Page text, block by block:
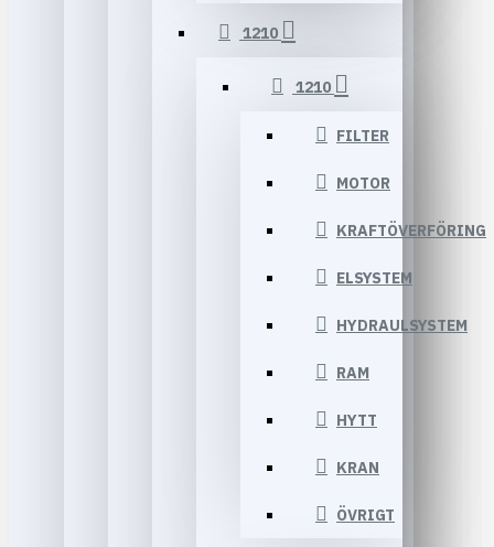
1210
1210
FILTER
MOTOR
KRAFTÖVERFÖRING
ELSYSTEM
HYDRAULSYSTEM
RAM
HYTT
KRAN
ÖVRIGT